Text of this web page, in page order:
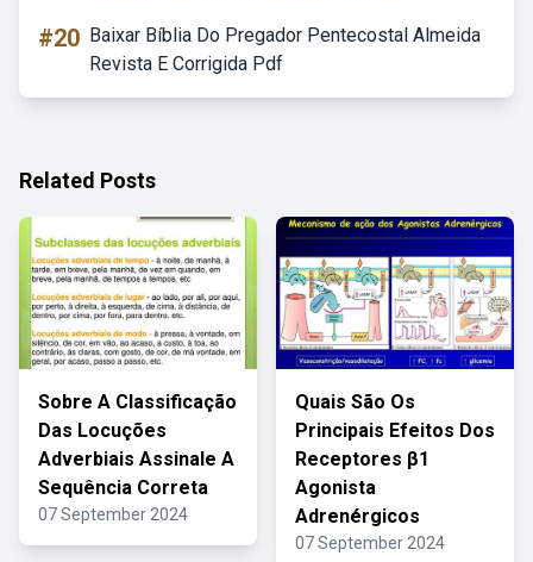
#20 Baixar Bíblia Do Pregador Pentecostal Almeida
Revista E Corrigida Pdf
Related Posts
Sobre A Classificação
Das Locuções
Adverbiais Assinale A
Sequência Correta
07 September 2024
Quais São Os
Principais Efeitos Dos
Receptores β1
Agonista
Adrenérgicos
07 September 2024